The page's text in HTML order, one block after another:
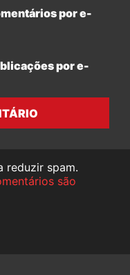
por e-
por e-
reduzir spam.
são